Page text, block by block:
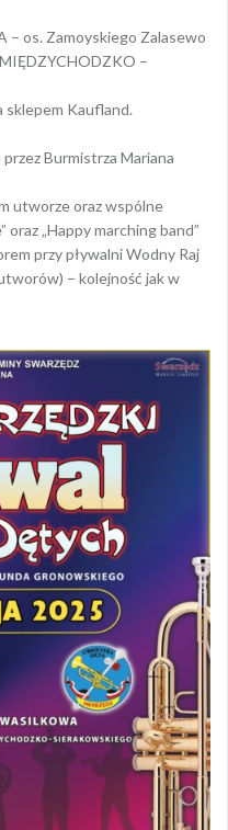
– os. Zamoyskiego Zalasewo
–
sklepem Kaufland.
Burmistrza Mariana
utworze oraz wspólne
„Happy marching band”
przy pływalni Wodny Raj
– kolejność jak w